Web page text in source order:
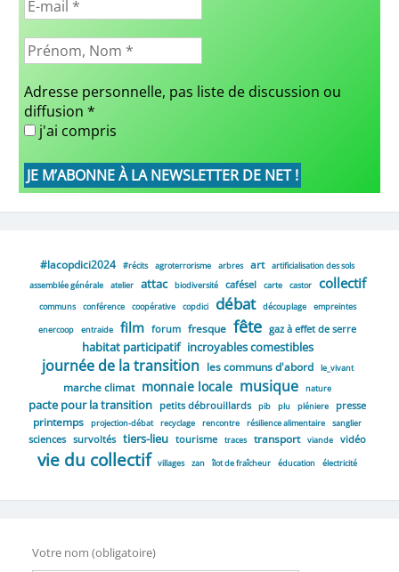
Adresse personnelle, pas liste de discussion ou
diffusion *
j'ai compris
#lacopdici2024 #récits agroterrorisme arbres art
artificialisation des sols
assemblée générale
atelier attac biodiversité cafésel carte castor collectif
communs conférence coopérative copdici débat découplage
empreintes
enercoop
entraide film forum fresque fête gaz à effet de serre
habitat participatif incroyables comestibles
journée de la transition les communs d'abord le_vivant
marche climat monnaie locale musique nature
pacte pour la transition petits débrouillards pib plu pléniere presse
printemps projection-débat recyclage rencontre résilience alimentaire sanglier
sciences survoltés tiers-lieu tourisme traces transport viande vidéo
vie du collectif villages zan îlot de fraîcheur éducation électricité
Votre nom (obligatoire)